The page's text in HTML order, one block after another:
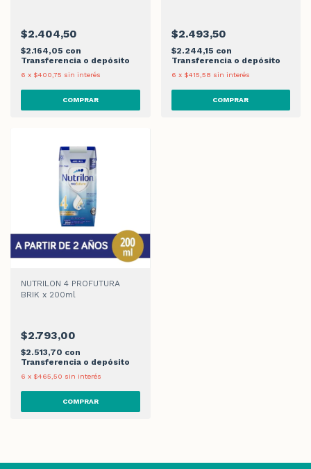
$2.404,50
$2.164,05 con
Transferencia o depósito
6 x $400,75 sin interés
$2.493,50
$2.244,15 con
Transferencia o depósito
6 x $415,58 sin interés
NUTRILON 4 PROFUTURA
BRIK x 200ml
$2.793,00
$2.513,70 con
Transferencia o depósito
6 x $465,50 sin interés